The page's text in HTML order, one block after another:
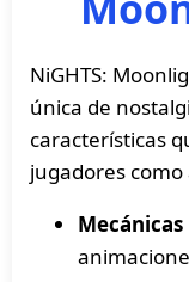
NiGHTS:
única de
características
jugadores